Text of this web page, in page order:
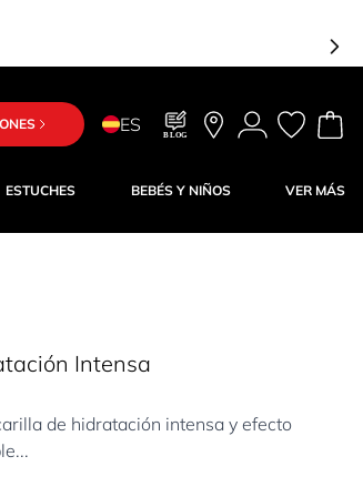
ES BLOG
ESTUCHES BEBÉS Y NIÑOS VER MÁS
Intensa
de hidratación intensa y efecto